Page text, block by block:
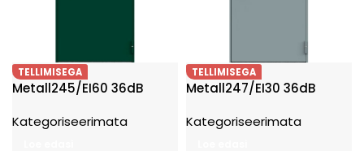
TELLIMISEGA
Metall245/EI60 36dB
Kategoriseerimata
TELLIMISEGA
Metall247/EI30 36dB
Kategoriseerimata